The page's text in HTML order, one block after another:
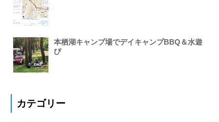
本栖湖キャンプ場でデイキャンプBBQ＆水遊
び
カテゴリー